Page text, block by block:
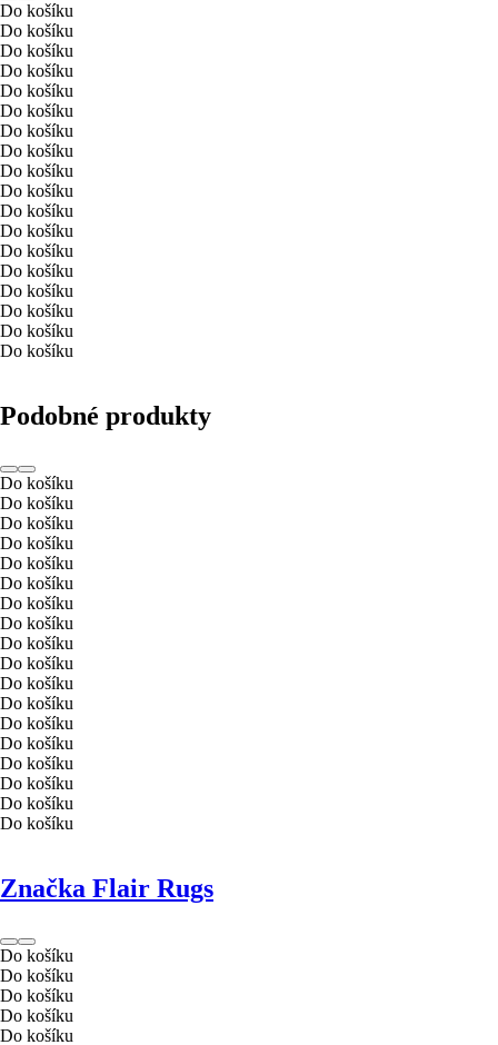
Do košíku
Do košíku
Do košíku
Do košíku
Do košíku
Do košíku
Do košíku
Do košíku
Do košíku
Do košíku
Do košíku
Do košíku
Do košíku
Do košíku
Do košíku
Do košíku
Do košíku
Do košíku
Podobné produkty
Do košíku
Do košíku
Do košíku
Do košíku
Do košíku
Do košíku
Do košíku
Do košíku
Do košíku
Do košíku
Do košíku
Do košíku
Do košíku
Do košíku
Do košíku
Do košíku
Do košíku
Do košíku
Značka Flair Rugs
Do košíku
Do košíku
Do košíku
Do košíku
Do košíku